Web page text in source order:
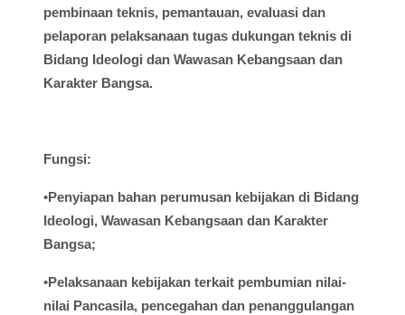
pembinaan teknis, pemantauan, evaluasi dan
pelaporan pelaksanaan tugas dukungan teknis di
Bidang Ideologi dan Wawasan Kebangsaan dan
Karakter Bangsa.
Fungsi:
•Penyiapan bahan perumusan kebijakan di Bidang
Ideologi, Wawasan Kebangsaan dan Karakter
Bangsa;
•Pelaksanaan kebijakan terkait pembumian nilai-
nilai Pancasila, pencegahan dan penanggulangan